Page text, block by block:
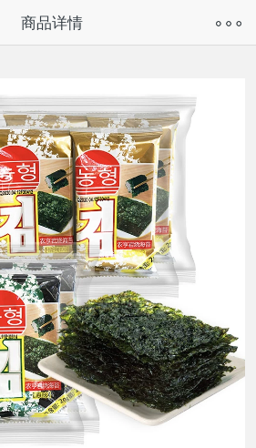
奇兔客小程序”访问
商品详情